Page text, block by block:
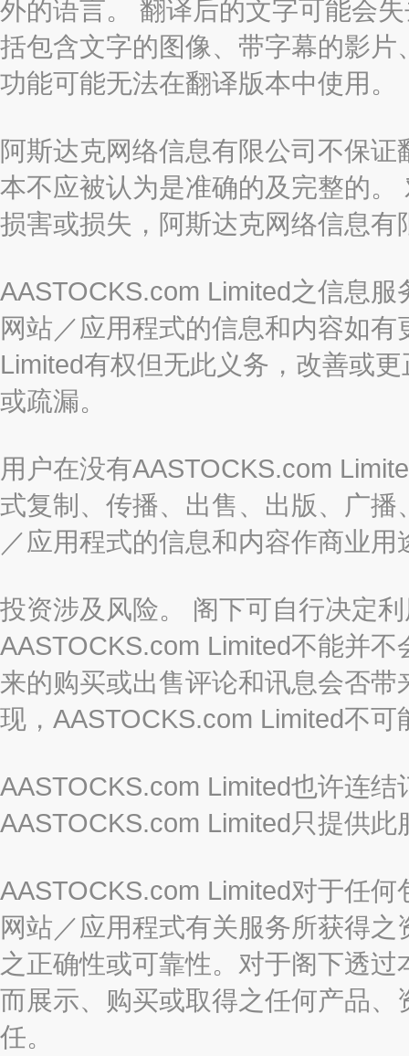
外的语言。 翻译后的文字可能会
括包含文字的图像、带字幕的影
功能可能无法在翻译版本中使用。
阿斯达克网络信息有限公司不保
本不应被认为是准确的及完整的
损害或损失，阿斯达克网络信息
AASTOCKS.com Limited之信息
网站／应用程式的信息和内容如
Limited有权但无此义务，改善或
或疏漏。
用户在没有AASTOCKS.com
式复制、传播、出售、出版、广
／应用程式的信息和内容作商业用
投资涉及风险。 阁下可自行决定
AASTOCKS.com Limited不能并
来的购买或出售评论和讯息会否
现，AASTOCKS.com Limited不
AASTOCKS.com Limited也许连
AASTOCKS.com Limited只提供
AASTOCKS.com Limited对于任
网站／应用程式有关服务所获得
之正确性或可靠性。对于阁下透
而展示、购买或取得之任何产品
任。